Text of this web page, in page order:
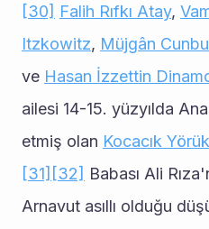
[30] Falih Rıfkı Atay,
Itzkowitz, Müjgân
ve Hasan İzzettin
ailesi 14-15. yüzyılda
etmiş olan Kocacık
[31] [32] Babası Ali
Arnavut asıllı olduğu